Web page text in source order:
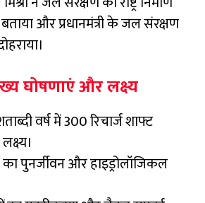
और प्रधानमंत्री के जल संरक्षण
घोषणाएं और लक्ष्य
वर्ष में 300 रिचार्ज शाफ्ट
पुनर्जीवन और हाइड्रोलॉजिकल